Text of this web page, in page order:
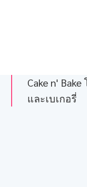
Cake n'
และเบเกอรี่